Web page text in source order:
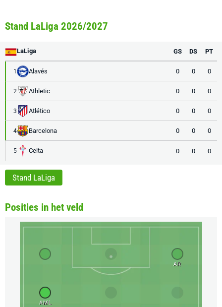
Stand LaLiga 2026/2027
LaLiga GS DS PT
1 Alavés 0 0 0
2 Athletic 0 0 0
3 Atlético 0 0 0
4 Barcelona 0 0 0
5 Celta 0 0 0
Stand LaLiga
Posities in het veld
AR
AML